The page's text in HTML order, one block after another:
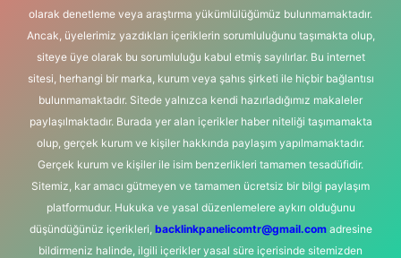
olarak denetleme veya araştırma yükümlülüğümüz bulunmamaktadır.
Ancak, üyelerimiz yazdıkları içeriklerin sorumluluğunu taşımakta olup,
siteye üye olarak bu sorumluluğu kabul etmiş sayılırlar. Bu internet
sitesi, herhangi bir marka, kurum veya şahıs şirketi ile hiçbir bağlantısı
bulunmamaktadır. Sitede yalnızca kendi hazırladığımız makaleler
paylaşılmaktadır. Burada yer alan içerikler haber niteliği taşımamakta
olup, gerçek kurum ve kişiler hakkında paylaşım yapılmamaktadır.
Gerçek kurum ve kişiler ile isim benzerlikleri tamamen tesadüfidir.
Sitemiz, kar amacı gütmeyen ve tamamen ücretsiz bir bilgi paylaşım
platformudur. Hukuka ve yasal düzenlemelere aykırı olduğunu
düşündüğünüz içerikleri, backlinkpanelicomtr@gmail.comadresine
bildirmeniz halinde, ilgili içerikler yasal süre içerisinde sitemizden